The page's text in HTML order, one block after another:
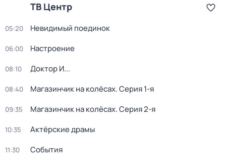
ТВ Центр
05:20 Невидимый поединок
06:00 Настроение
08:10 Доктор И...
08:40 Магазинчик на колёсах. Серия 1-я
09:35 Магазинчик на колёсах. Серия 2-я
10:35 Актёрские драмы
11:30 События